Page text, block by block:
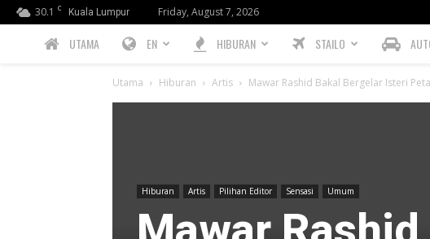
30.1 C Kuala Lumpur Friday, August 7, 2026
PREBIU.com
UTAMA EN HIBURAN STAILO
Utama Hiburan Artis Mawar Rashid Bakal Bergelar Isteri
Hiburan Artis Pilihan Editor Sensasi Umum